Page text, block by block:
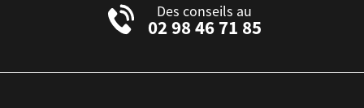
Des conseils au
02 98 46 71 85